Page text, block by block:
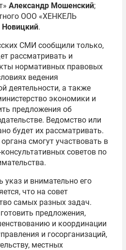
Александр Мошенский;
ООО «ХЕНКЕЛЬ
Новицкий.
СМИ сообщили только,
рассматривать и
нормативных правовых
ведения
деятельности, а также
экономики и
предложения об
Ведомство или
будет их рассматривать.
смогут участвовать в
советов по
указ и внимательно его
что на совет
самых разных задач.
предложения,
и координации
и госорганизаций,
местных